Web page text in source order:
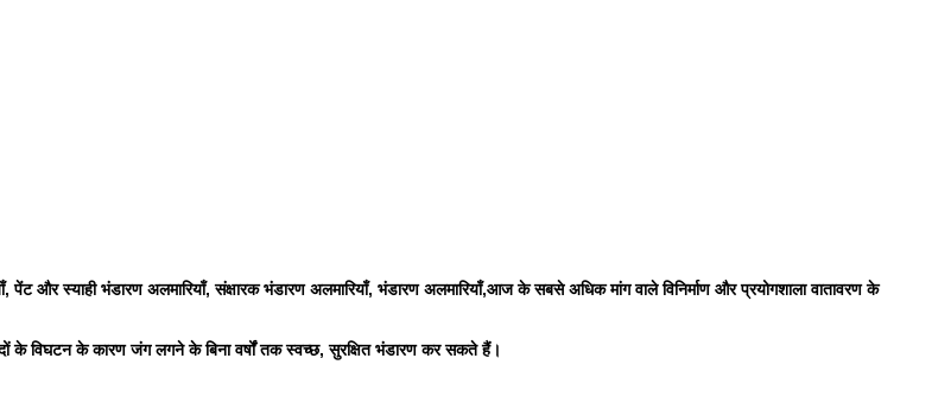
और स्याही भंडारण अलमारियाँ, संक्षारक भंडारण अलमारियाँ, भंडारण अलमारियाँ,आज के सबसे अधिक मांग वाले विनिर्माण और प्रयोगशाला वातावरण के
के विघटन के कारण जंग लगने के बिना वर्षों तक स्वच्छ, सुरक्षित भंडारण कर सकते हैं।